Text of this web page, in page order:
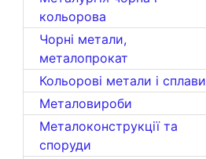
кольорова
Чорні метали,
металопрокат
Кольорові метали і сплави
Металовироби
Металоконструкції та
споруди